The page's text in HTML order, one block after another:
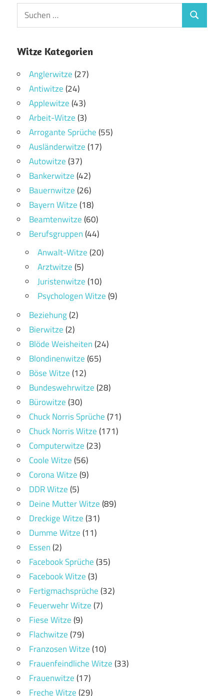
Witze Kategorien
Anglerwitze(27)
Antiwitze(24)
Applewitze(43)
Arbeit-Witze(3)
Arrogante Sprüche(55)
Ausländerwitze(17)
Autowitze(37)
Bankerwitze(42)
Bauernwitze(26)
Bayern Witze(18)
Beamtenwitze(60)
Berufsgruppen(44)
Anwalt-Witze(20)
Arztwitze(5)
Juristenwitze(10)
Psychologen Witze(9)
Beziehung(2)
Bierwitze(2)
Blöde Weisheiten(24)
Blondinenwitze(65)
Böse Witze(12)
Bundeswehrwitze(28)
Bürowitze(30)
Chuck Norris Sprüche(71)
Chuck Norris Witze(171)
Computerwitze(23)
Coole Witze(56)
Corona Witze(9)
DDR Witze(5)
Deine Mutter Witze(89)
Dreckige Witze(31)
Dumme Witze(11)
Essen(2)
Facebook Sprüche(35)
Facebook Witze(3)
Fertigmachsprüche(32)
Feuerwehr Witze(7)
Fiese Witze(9)
Flachwitze(79)
Franzosen Witze(10)
Frauenfeindliche Witze(33)
Frauenwitze(17)
Freche Witze(29)